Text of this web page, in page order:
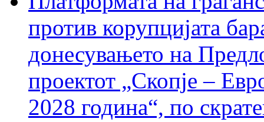
против корупцијата
донесувањето на
проектот „Скопје –
2028 година“, по